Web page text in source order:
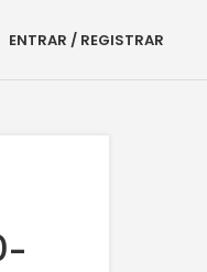
ENTRAR / REGISTRAR